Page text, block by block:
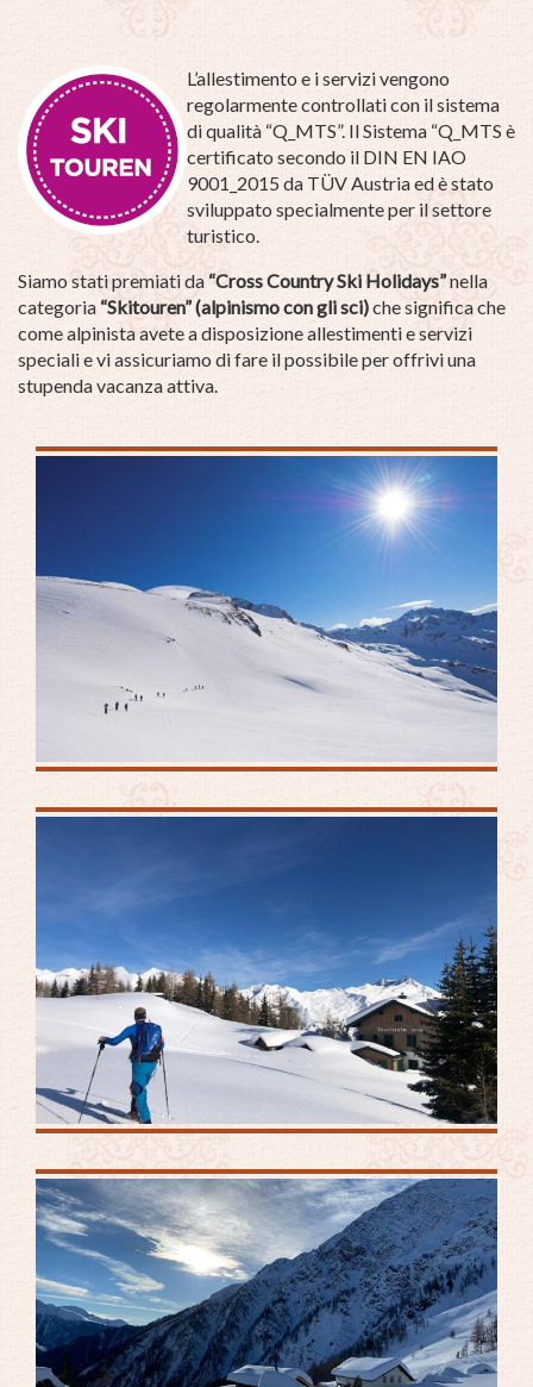
L’allestimento e i servizi vengono
regolarmente controllati con il sistema
di qualità “Q_MTS”. Il Sistema “Q_MTS è
certificato secondo il DIN EN IAO
9001_2015 da TÜV Austria ed è stato
sviluppato specialmente per il settore
turistico.
Siamo stati premiati da “Cross Country Ski Holidays”nella
categoria “Skitouren” (alpinismo con gli sci)che significa che
come alpinista avete a disposizione allestimenti e servizi
speciali e vi assicuriamo di fare il possibile per offrivi una
stupenda vacanza attiva.